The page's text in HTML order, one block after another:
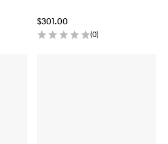
$301.00
(0)